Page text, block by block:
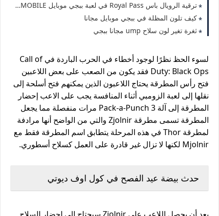
ترقية الرويال باس Royal Pass في لعبة ببجي موبايل PUBG MOBILE مجانا
كيف تلون المظلة في ببجي موبايل مجانا
ثغرة تغير لون سلاح ump مجانا ببجي
لسوء الحظ نظرًا لوجود أخطاء في الحرب الباردة في Call of
Duty: Black Ops فقد يكون من الصعب على بعض اللاعبين
فتح رأس المطرقة يحتاج اللاعبون الذين يمكنهم فتح أسلحة إلى
نقلها إلى لعبة الزومبي أثناء المنافسة يجب على الاعب إحضار
المطرقة إلى آلة Pack-a-Punch 3 مرات منفصلة مما يجعل
المطرقة تسمى مطرقة Zjolnir والتي من الواضح أنها مرادفة
لمطرقة Thor في هذه المرحلة يتطابق اسم المطرقة فقط مع
Mjolnir لكنها لا تزال غير قادرة على العمل كسلاح أسطوري.
حدث بيضة عيد الفصح في كول اوف ديوتي